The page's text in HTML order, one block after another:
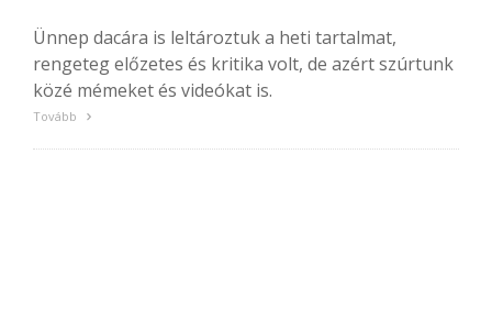
Ünnep dacára is leltároztuk a heti tartalmat,
rengeteg előzetes és kritika volt, de azért szúrtunk
közé mémeket és videókat is.
Tovább